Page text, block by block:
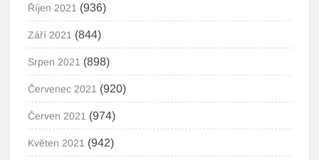
Říjen 2021 (936)
Září 2021 (844)
Srpen 2021 (898)
Červenec 2021 (920)
Červen 2021 (974)
Květen 2021 (942)